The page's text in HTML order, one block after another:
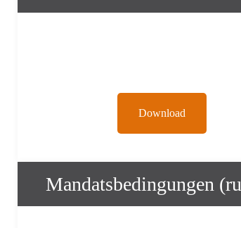
Download
Mandatsbedingungen